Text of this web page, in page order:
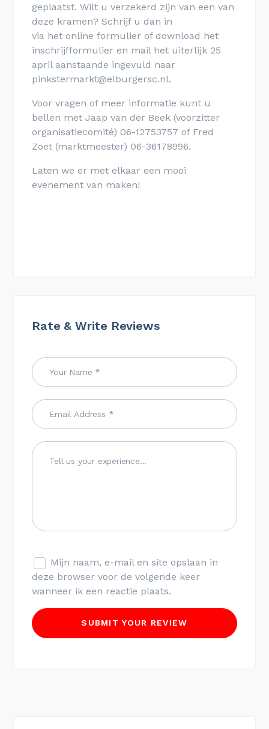
geplaatst. Wilt u verzekerd zijn van een van
deze kramen? Schrijf u dan in
via het online formulier of download het
inschrijfformulier en mail het uiterlijk 25
april aanstaande ingevuld naar
pinkstermarkt@elburgersc.nl.
Voor vragen of meer informatie kunt u
bellen met Jaap van der Beek (voorzitter
organisatiecomité) 06-12753757 of Fred
Zoet (marktmeester) 06-36178996.
Laten we er met elkaar een mooi
evenement van maken!
Rate & Write Reviews
Mijn naam, e-mail en site opslaan in
deze browser voor de volgende keer
wanneer ik een reactie plaats.